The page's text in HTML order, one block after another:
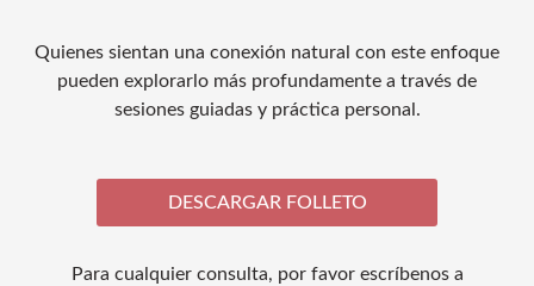
Quienes sientan una conexión natural con este enfoque
pueden explorarlo más profundamente a través de
sesiones guiadas y práctica personal.
DESCARGAR FOLLETO
Para cualquier consulta, por favor escríbenos a